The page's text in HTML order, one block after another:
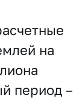
на
период –